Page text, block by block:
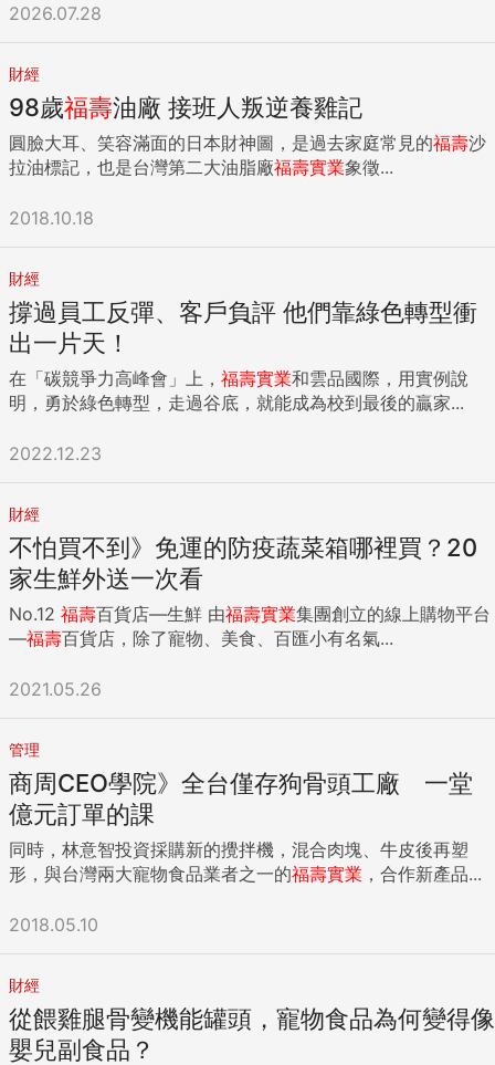
2026.07.28
財經
98歲福壽油廠 接班人叛逆養雞記
圓臉大耳、笑容滿面的日本財神圖，是過去家庭常見的福壽沙
拉油標記，也是台灣第二大油脂廠福壽實業象徵...
2018.10.18
財經
撐過員工反彈、客戶負評 他們靠綠色轉型衝
出一片天！
在「碳競爭力高峰會」上， 福壽實業和雲品國際，用實例說
明，勇於綠色轉型，走過谷底，就能成為校到最後的贏家...
2022.12.23
財經
不怕買不到》免運的防疫蔬菜箱哪裡買？20
家生鮮外送一次看
No.12 福壽 百貨店—生鮮 由福壽實業集團創立的線上購物平台
—福壽百貨店，除了寵物、美食、百匯小有名氣...
2021.05.26
管理
商周CEO學院》全台僅存狗骨頭工廠 一堂
億元訂單的課
同時，林意智投資採購新的攪拌機，混合肉塊、牛皮後再塑
形，與台灣兩大寵物食品業者之一的福壽實業 ，合作新產品...
2018.05.10
財經
從餵雞腿骨變機能罐頭，寵物食品為何變得像
嬰兒副食品？